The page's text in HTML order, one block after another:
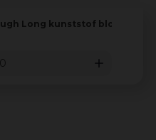
Long kunststof bloembak